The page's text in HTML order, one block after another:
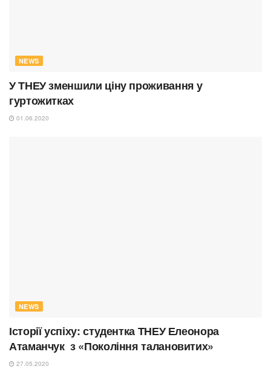
NEWS
У ТНЕУ зменшили ціну проживання у
гуртожитках
01.06.2020
NEWS
Історії успіху: студентка ТНЕУ Елеонора
Атаманчук з «Покоління талановитих»
27.05.2020